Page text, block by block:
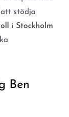
stödja
i Stockholm
Ben